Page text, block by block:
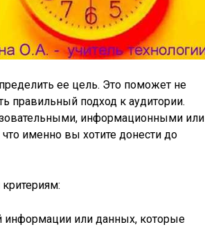
ее цель. Это поможет не
правильный подход к аудитории.
информационными или
именно вы хотите донести до
информации или данных, которые